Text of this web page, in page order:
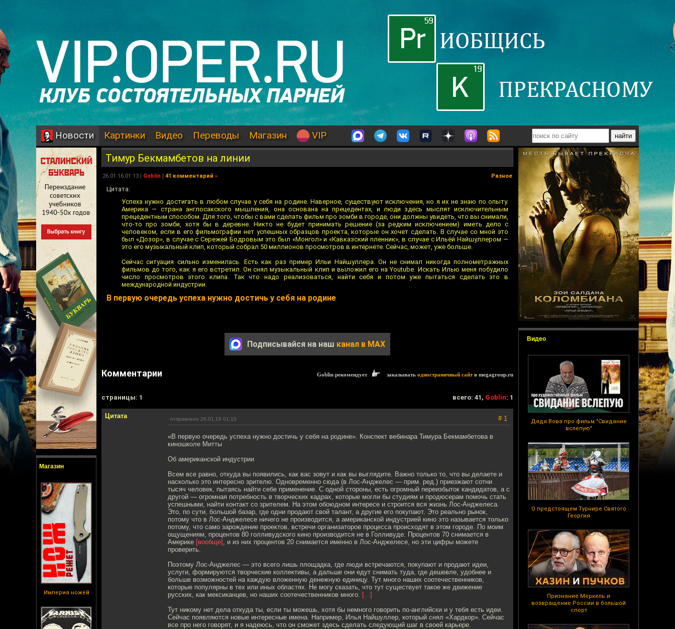
Новости Картинки Видео Переводы Магазин VIP
Магазин
Империя ножей
Видео
Дядя Вова про фильм "Свидание
вслепую"
О предстоящем Турнире Святого
Георгия
Признание Меркель и
возвращение России в большой
спорт
Тимур Бекмамбетов на линии
26.01.16 01:13 | Goblin | 41 комментарий » Разное
Цитата:
Успеха нужно достигать в любом случае у себя на родине. Наверное, существуют исключения, но я их не знаю по опыту.
Америка — страна англосакского мышления, она основана на прецедентах, и люди здесь мыслят исключительным
прецедентным способом. Для того, чтобы с вами сделать фильм про зомби в городе, они должны увидеть, что вы снимали,
что-то про зомби, хотя бы в деревне. Никто не будет принимать решение (за редким исключением) иметь дело с
человеком, если в его фильмографии нет успешных образцов проекта, которые он хочет сделать. В случае со мной это
был «Дозор», в случае с Сережей Бодровым это был «Монгол» и «Кавказский пленник», в случае с Ильёй Найшуллером —
это его музыкальный клип, который собрал 50 миллионов просмотров в интернете. Сейчас, может, уже больше.
Сейчас ситуация сильно изменилась. Есть как раз пример Ильи Найшуллера. Он не снимал никогда полнометражных
фильмов до того, как я его встретил. Он снял музыкальный клип и выложил его на Youtube. Искать Илью меня побудило
число просмотров этого клипа. Так что надо реализоваться, найти себя и потом уже пытаться сделать это в
международной индустрии.
В первую очередь успеха нужно достичь у себя на родине
Подписывайся на наш канал в MAX
Комментарии Goblin рекомендует заказывать одностраничный сайтв megagroup.ru
cтраницы: 1 всего: 41, Goblin: 1
Цитата отправлено 26.01.16 01:15 # 1
«В первую очередь успеха нужно достичь у себя на родине». Конспект вебинара Тимура Бекмамбетова в
киношколе Митты
Об американской индустрии
Всем все равно, откуда вы появились, как вас зовут и как вы выглядите. Важно только то, что вы делаете и
насколько это интересно зрителю. Одновременно сюда (в Лос-Анджелес — прим. ред.) приезжают сотни
тысяч человек, пытаясь найти себе применение. С одной стороны, есть огромный переизбыток кандидатов, а с
другой — огромная потребность в творческих кадрах, которые могли бы студиям и продюсерам помочь стать
успешными, найти контакт со зрителем. На этом обоюдном интересе и строится вся жизнь Лос-Анджелеса.
Это, по сути, большой базар, где одни продают свой талант, а другие его покупают. Это реально рынок,
потому что в Лос-Анджелесе ничего не производится, а американской индустрией кино это называется только
потому, что само зарождение проектов, встречи организаторов процесса происходят в этом городе. По моим
ощущениям, процентов 80 голливудского кино производится не в Голливуде. Процентов 70 снимается в
Америке [вообще] , и из них процентов 20 снимается именно в Лос-Анджелесе, но эти цифры можете
проверить.
Поэтому Лос-Анджелес — это всего лишь площадка, где люди встречаются, покупают и продают идеи,
услуги, формируются творческие коллективы, а дальше они едут снимать туда, где дешевле, удобнее и
больше возможностей на каждую вложенную денежную единицу. Тут много наших соотечественников,
которые популярны в тех или иных областях. Не могу сказать, что тут существует такое же движение
русских, как мексиканцев, но наших соотечественников много. [...]
Тут никому нет дела откуда ты, если ты можешь, хотя бы немного говорить по-английски и у тебя есть идеи.
Сейчас появляются новые интересные имена. Например, Илья Найшуллер, который снял «Хардкор». Сейчас
все про него говорят, и я надеюсь, что он сможет здесь сделать следующий шаг в своей карьере.